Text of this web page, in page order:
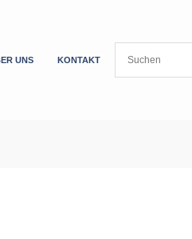
UNS
KONTAKT